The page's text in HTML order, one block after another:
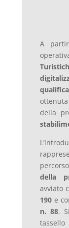
A
della
della
avviato
190e
n. 88.